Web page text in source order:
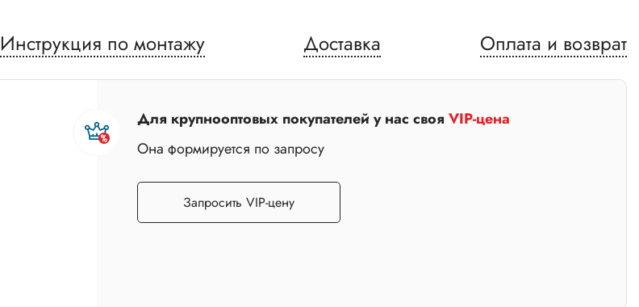
Инструкция по монтажу Доставка Оплата и возврат
Для крупнооптовых покупателей у нас своя VIP-цена
Она формируется по запросу
Запросить VIP-цену